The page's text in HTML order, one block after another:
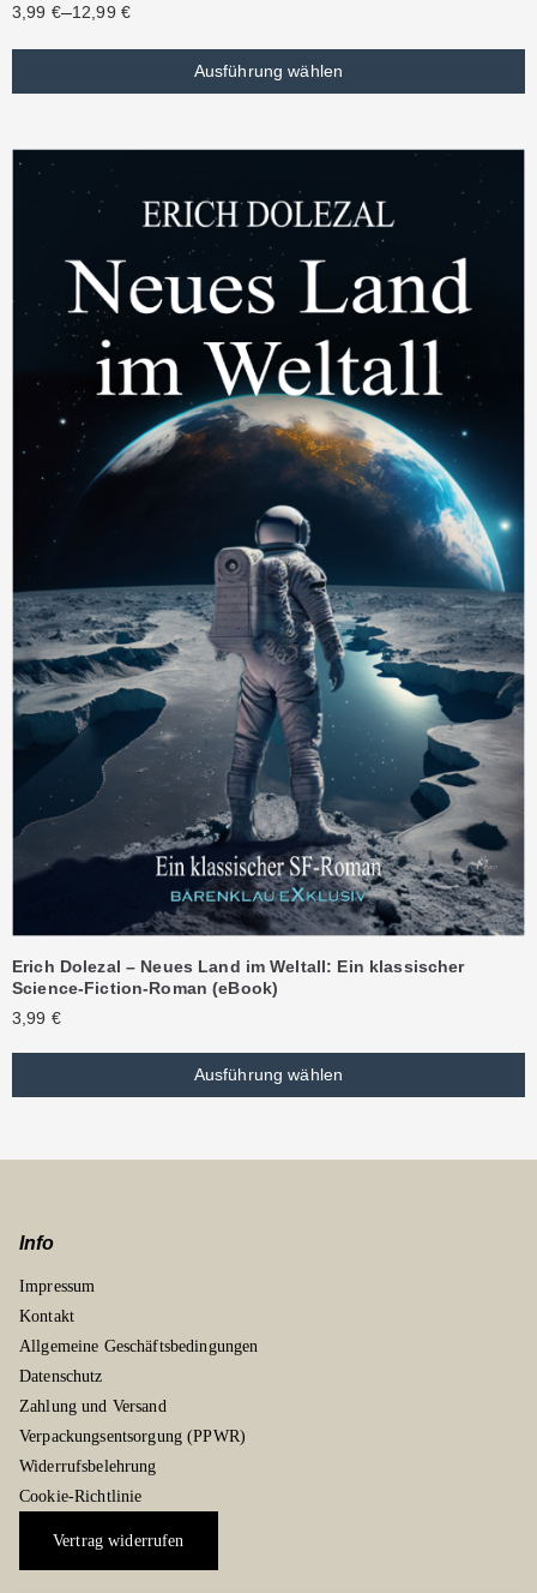
3,99 €–12,99 €
Ausführung wählen
Erich Dolezal – Neues Land im Weltall: Ein klassischer
Science-Fiction-Roman (eBook)
3,99 €
Ausführung wählen
Info
Impressum
Kontakt
Allgemeine Geschäftsbedingungen
Datenschutz
Zahlung und Versand
Verpackungsentsorgung (PPWR)
Widerrufsbelehrung
Cookie-Richtlinie
Vertrag widerrufen